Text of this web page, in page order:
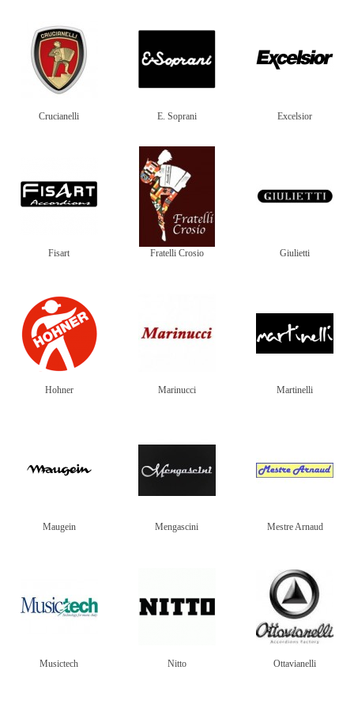
Crucianelli E. Soprani Excelsior
Fisart Fratelli Crosio Giulietti
Hohner Marinucci Martinelli
Maugein Mengascini Mestre Arnaud
Musictech Nitto Ottavianelli